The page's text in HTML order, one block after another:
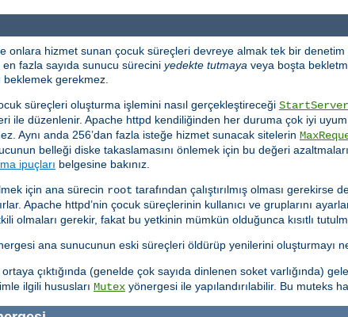
onlara hizmet sunan çocuk süreçleri devreye almak tek bir
fazla sayıda sunucu sürecini yedekte tutmaya veya boşta
beklemek gerekmez.
süreçleri oluşturma işlemini nasıl gerçekleştireceği
ile düzenlenir. Apache httpd kendiliğinden her duruma çok iyi
Aynı anda 256’dan fazla isteğe hizmet sunacak sitelerin
belleği diske takaslamasını önlemek için bu değeri
ipuçları belgesine bakınız.
için ana sürecin root tarafından çalıştırılmış olması
Apache httpd’nin çocuk süreçlerinin kullanıcı ve gruplarını
olmaları gerekir, fakat bu yetkinin mümkün olduğunca kısıtlı
ana sunucunun eski süreçleri öldürüp yenilerini oluşturmayı
çıktığında (genelde çok sayıda dinlenen soket varlığında)
ilgili hususları Mutex yönergesi ile yapılandırılabilir. Bu muteks